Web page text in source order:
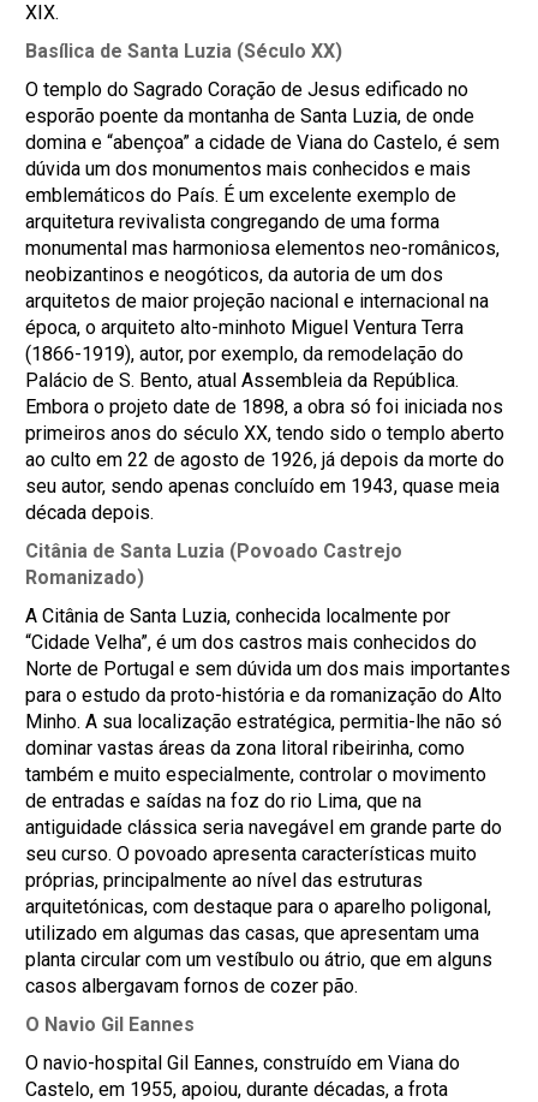
XIX.
Basílica de Santa Luzia (Século XX)
O templo do Sagrado Coração de Jesus edificado no
esporão poente da montanha de Santa Luzia, de onde
domina e “abençoa” a cidade de Viana do Castelo, é sem
dúvida um dos monumentos mais conhecidos e mais
emblemáticos do País. É um excelente exemplo de
arquitetura revivalista congregando de uma forma
monumental mas harmoniosa elementos neo-românicos,
neobizantinos e neogóticos, da autoria de um dos
arquitetos de maior projeção nacional e internacional na
época, o arquiteto alto-minhoto Miguel Ventura Terra
(1866-1919), autor, por exemplo, da remodelação do
Palácio de S. Bento, atual Assembleia da República.
Embora o projeto date de 1898, a obra só foi iniciada nos
primeiros anos do século XX, tendo sido o templo aberto
ao culto em 22 de agosto de 1926, já depois da morte do
seu autor, sendo apenas concluído em 1943, quase meia
década depois.
Citânia de Santa Luzia (Povoado Castrejo
Romanizado)
A Citânia de Santa Luzia, conhecida localmente por
“Cidade Velha”, é um dos castros mais conhecidos do
Norte de Portugal e sem dúvida um dos mais importantes
para o estudo da proto-história e da romanização do Alto
Minho. A sua localização estratégica, permitia-lhe não só
dominar vastas áreas da zona litoral ribeirinha, como
também e muito especialmente, controlar o movimento
de entradas e saídas na foz do rio Lima, que na
antiguidade clássica seria navegável em grande parte do
seu curso. O povoado apresenta características muito
próprias, principalmente ao nível das estruturas
arquitetónicas, com destaque para o aparelho poligonal,
utilizado em algumas das casas, que apresentam uma
planta circular com um vestíbulo ou átrio, que em alguns
casos albergavam fornos de cozer pão.
O Navio Gil Eannes
O navio-hospital Gil Eannes, construído em Viana do
Castelo, em 1955, apoiou, durante décadas, a frota